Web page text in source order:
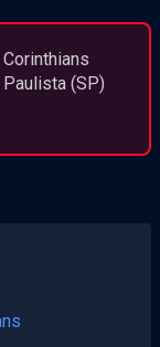
Corinthians
Paulista (SP)